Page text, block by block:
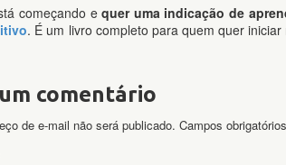
começando equer uma indicação de
. É um livro completo para quem quer
comentário
de e-mail não será publicado. Campos